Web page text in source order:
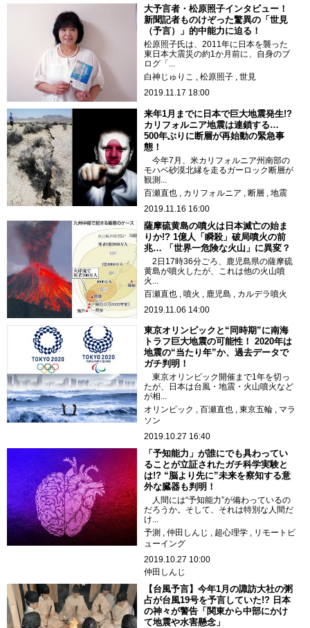
大予言者・松原照子インタビュー！
新聞記者ものけぞった驚異の「世見
（予言）」的中能力に迫る！
松原照子氏は、2011年に日本を襲った
東日本大震災の約1か月前に、自身のブ
ログ「...
白神じゅりこ
松原照子
世見
2019.11.17 18:00
来年1月までに日本で巨大地震発生!?
カリフォルニア地震は連鎖する…
500年ぶりに断層が再始動の緊急事
態！
今年7月、米カリフォルニア州南部の
モハベ砂漠北縁を走るガーロック断層が
観測...
百瀬直也
カリフォルニア 断層
地震
2019.11.16 16:00
薩摩硫黄島の噴火は日本滅亡の始ま
りか!? 1億人「瞬殺」破局噴火の前
兆… 「世界一危険な火山」に異変？
2日17時36分ごろ、鹿児島県の薩摩硫
黄島が噴火したが、これは他の火山噴
火...
百瀬直也
噴火 鹿児島
カルデラ噴火
2019.11.06 14:00
東京オリンピックと“同時期”に南海
トラフ巨大地震の可能性！ 2020年は
地震の“当たり年”か、過去データで
ガチ判明！
東京オリンピック開催まで1年を切っ
たが、日本は台風・地震・火山噴火など
が相...
オリンピック
百瀬直也 東京五輪
マラ
ソン
2019.10.27 16:40
「予知能力」が誰にでも具わってい
ることが立証されたガチ科学実験と
は!? “脳より先に”未来を察知する意
外な臓器も判明！
人間には“予知能力”が備わっているの
だろうか。そして、それは特別な人間だ
け...
予測
仲田しんじ 超心理学
リモートビ
ューイング
2019.10.27 10:00
仲田しんじ
【台風予言】今年1月の諏訪大社の粥
占が台風19号を予言していた!? 日本
の神々が警告「関東から中部にかけ
て地震や水害懸念」